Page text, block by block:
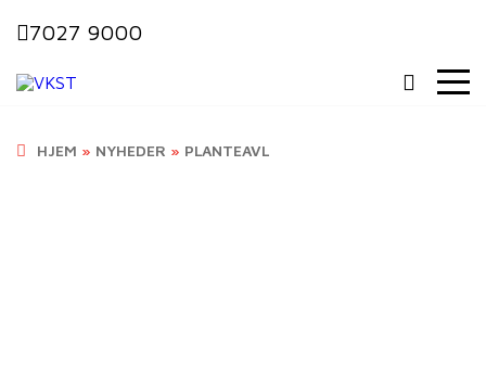
7027 9000
HJEM » NYHEDER » PLANTEAVL